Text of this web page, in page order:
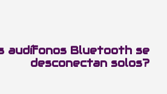
audífonos Bluetooth se
desconectan solos?